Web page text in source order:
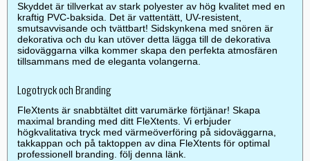
Skyddet är tillverkat av stark polyester av hög kvalitet med en
kraftig PVC-baksida. Det är vattentätt, UV-resistent,
smutsavvisande och tvättbart! Sidskynkena med snören är
dekorativa och du kan utöver detta lägga till de dekorativa
sidoväggarna vilka kommer skapa den perfekta atmosfären
tillsammans med de eleganta volangerna.
Logotryck och Branding
FleXtents är snabbtältet ditt varumärke förtjänar! Skapa
maximal branding med ditt FleXtents. Vi erbjuder
högkvalitativa tryck med värmeöverföring på sidoväggarna,
takkappan och på taktoppen av dina FleXtents för optimal
professionell branding. följ denna länk.